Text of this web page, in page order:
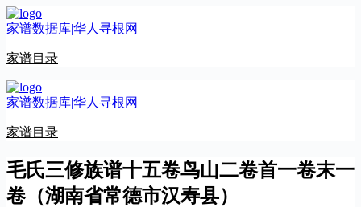
跳
至
容
家谱数据库|华人寻根网
家谱目录
家谱数据库|华人寻根网
家谱目录
毛氏三修族谱十五卷鸟山二卷首一卷末一
卷（湖南省常德市汉寿县）